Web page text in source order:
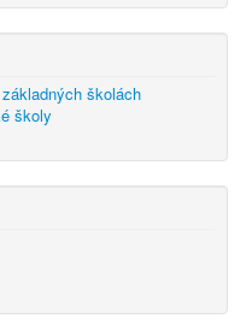
školách
školy